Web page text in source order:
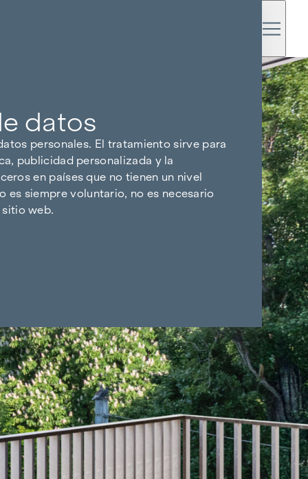
datos
personales. El tratamiento sirve para
publicidad personalizada y la
en países que no tienen un nivel
es siempre voluntario, no es necesario
web.